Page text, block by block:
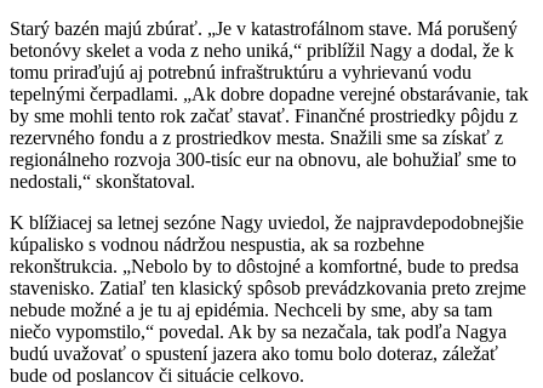
Starý bazén majú zbúrať. „Je v katastrofálnom stave. Má porušený
betonóvy skelet a voda z neho uniká,“ priblížil Nagy a dodal, že k
tomu priraďujú aj potrebnú infraštruktúru a vyhrievanú vodu
tepelnými čerpadlami. „Ak dobre dopadne verejné obstarávanie, tak
by sme mohli tento rok začať stavať. Finančné prostriedky pôjdu z
rezervného fondu a z prostriedkov mesta. Snažili sme sa získať z
regionálneho rozvoja 300-tisíc eur na obnovu, ale bohužiaľ sme to
nedostali,“ skonštatoval.
K blížiacej sa letnej sezóne Nagy uviedol, že najpravdepodobnejšie
kúpalisko s vodnou nádržou nespustia, ak sa rozbehne
rekonštrukcia. „Nebolo by to dôstojné a komfortné, bude to predsa
stavenisko. Zatiaľ ten klasický spôsob prevádzkovania preto zrejme
nebude možné a je tu aj epidémia. Nechceli by sme, aby sa tam
niečo vypomstilo,“ povedal. Ak by sa nezačala, tak podľa Nagya
budú uvažovať o spustení jazera ako tomu bolo doteraz, záležať
bude od poslancov či situácie celkovo.